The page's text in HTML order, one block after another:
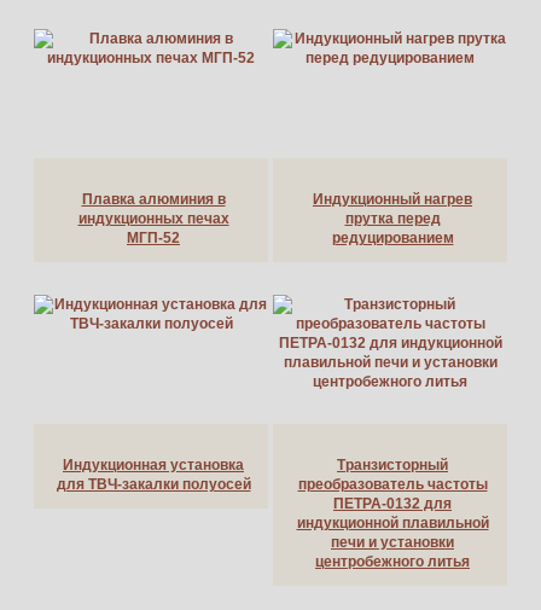
Плавка алюминия в
индукционных печах
МГП-52
Индукционный нагрев
прутка перед
редуцированием
Индукционная установка
для ТВЧ-закалки полуосей
Транзисторный
преобразователь частоты
ПЕТРА-0132 для
индукционной плавильной
печи и установки
центробежного литья